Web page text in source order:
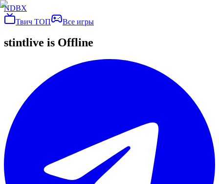
NDBX
Твич ТОП
Все игры
stintlive is Offline